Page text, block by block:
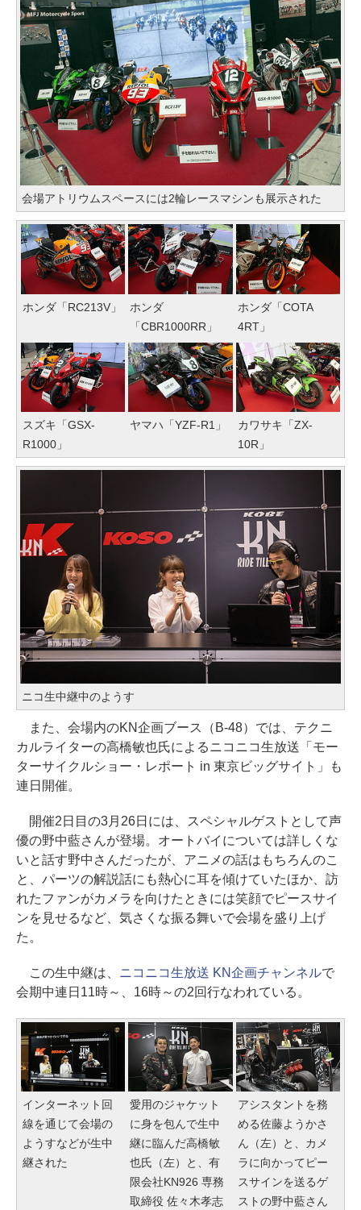
会場アトリウムスペースには2輪レースマシンも展示された
ホンダ「RC213V」
ホンダ
「CBR1000RR」
ホンダ「COTA
4RT」
スズキ「GSX-
R1000」
ヤマハ「YZF-R1」
カワサキ「ZX-
10R」
ニコ生中継中のようす
また、会場内のKN企画ブース（B-48）では、テクニ
カルライターの高橋敏也氏によるニコニコ生放送「モー
ターサイクルショー・レポート in 東京ビッグサイト」も
連日開催。
開催2日目の3月26日には、スペシャルゲストとして声
優の野中藍さんが登場。オートバイについては詳しくな
いと話す野中さんだったが、アニメの話はもちろんのこ
と、パーツの解説話にも熱心に耳を傾けていたほか、訪
れたファンがカメラを向けたときには笑顔でピースサイ
ンを見せるなど、気さくな振る舞いで会場を盛り上げ
た。
この生中継は、 ニコニコ生放送 KN企画チャンネルで
会期中連日11時～、16時～の2回行なわれている。
インターネット回
線を通じて会場の
ようすなどが生中
継された
愛用のジャケット
に身を包んで生中
継に臨んだ高橋敏
也氏（左）と、有
限会社KN926 専務
取締役 佐々木孝志
アシスタントを務
める佐藤ようかさ
ん（左）と、カメ
ラに向かってピー
スサインを送るゲ
ストの野中藍さん